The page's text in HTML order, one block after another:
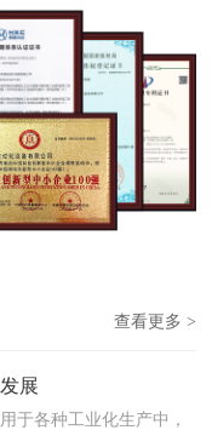
查看更多 >
展
于各种工业化生产中，